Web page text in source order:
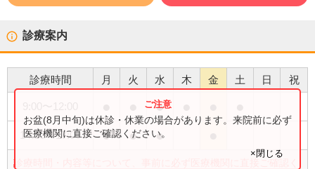
診療案内
診療時間 月 火 水 木 金 土 日 祝
●
14:00〜17:00 ● ● ●
診療時間・内容等について、事前に必ず医療機関に直接ご確認く
お盆(8月中旬)は休診・休業の場合があります。来院前に必ず
医療機関に直接ご確認ください。
×閉じる